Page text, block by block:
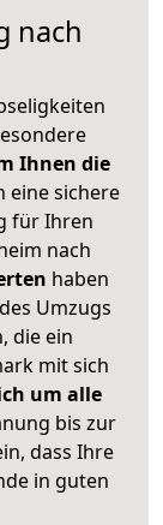
nach
Ihnen die
eine sichere
für Ihren
nach
haben
Umzugs
die ein
mit sich
um alle
bis zur
dass Ihre
in guten